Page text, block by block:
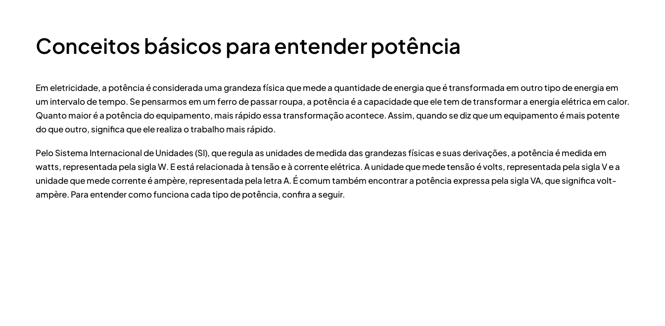
Conceitos básicos para entender potência
Em eletricidade, a potência é considerada uma grandeza física que mede a quantidade de energia que é transformada em outro tipo de energia em
um intervalo de tempo. Se pensarmos em um ferro de passar roupa, a potência é a capacidade que ele tem de transformar a energia elétrica em calor.
Quanto maior é a potência do equipamento, mais rápido essa transformação acontece. Assim, quando se diz que um equipamento é mais potente
do que outro, significa que ele realiza o trabalho mais rápido.
Pelo Sistema Internacional de Unidades (SI), que regula as unidades de medida das grandezas físicas e suas derivações, a potência é medida em
watts, representada pela sigla W. E está relacionada à tensão e à corrente elétrica. A unidade que mede tensão é volts, representada pela sigla V e a
unidade que mede corrente é ampère, representada pela letra A. É comum também encontrar a potência expressa pela sigla VA, que significa volt-
ampère. Para entender como funciona cada tipo de potência, confira a seguir.